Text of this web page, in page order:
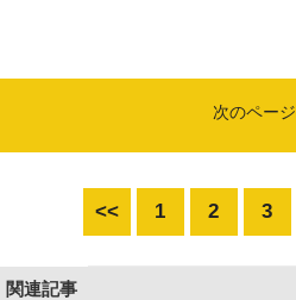
次のページ
<< 1 2 3
関連記事